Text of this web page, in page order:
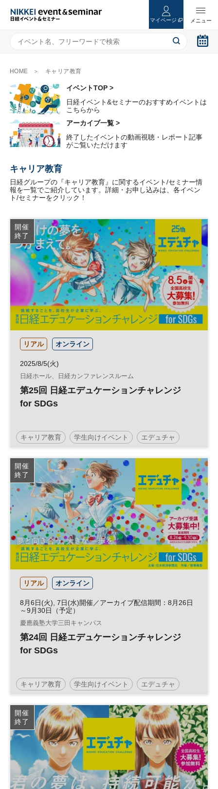
マイページ
HOME キャリア教育
イベントTOP >
日経イベント&セミナーのおすすめイベントは
こちらから
アーカイブ一覧 >
終了したイベントの動画視聴・レポート記事
がご覧いただけます
キャリア教育
日経グループの『キャリア教育』に関するイベント/セミナー情
報を一覧でご紹介しています。詳細・お申し込みは、各イベン
ト/セミナーをクリック！
開催
終了
リアル オンライン
2025/8/5(火)
日経ホール、日経カンファレンスルーム
第25回 日経エデュケーションチャレンジ
for SDGs
キャリア教育 学生向けイベント エデュチャ
サステナビリティ SDGs
日経エデュケーションチャレンジ 参加無料
開催
終了
リアル オンライン
8月6日(火), 7日(水)開催／アーカイブ配信期間：8月26日
～9月30日（予定）
慶應義塾大学三田キャンパス
第24回 日経エデュケーションチャレンジ
for SDGs
キャリア教育 学生向けイベント エデュチャ
SDGs
日経エデュケーションチャレンジ
開催
終了